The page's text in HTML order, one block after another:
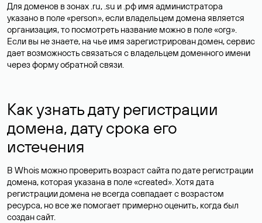
Для доменов в зонах .ru, .su и .рф имя администратора
указано в поле «person», если владельцем домена является
организация, то посмотреть название можно в поле «org».
Если вы не знаете, на чье имя зарегистрирован домен, сервис
дает возможность связаться с владельцем доменного имени
через форму обратной связи.
Как узнать дату регистрации
домена, дату срока его
истечения
В Whois можно проверить возраст сайта по дате регистрации
домена, которая указана в поле «created». Хотя дата
регистрации домена не всегда совпадает с возрастом
ресурса, но все же помогает примерно оценить, когда был
создан сайт.